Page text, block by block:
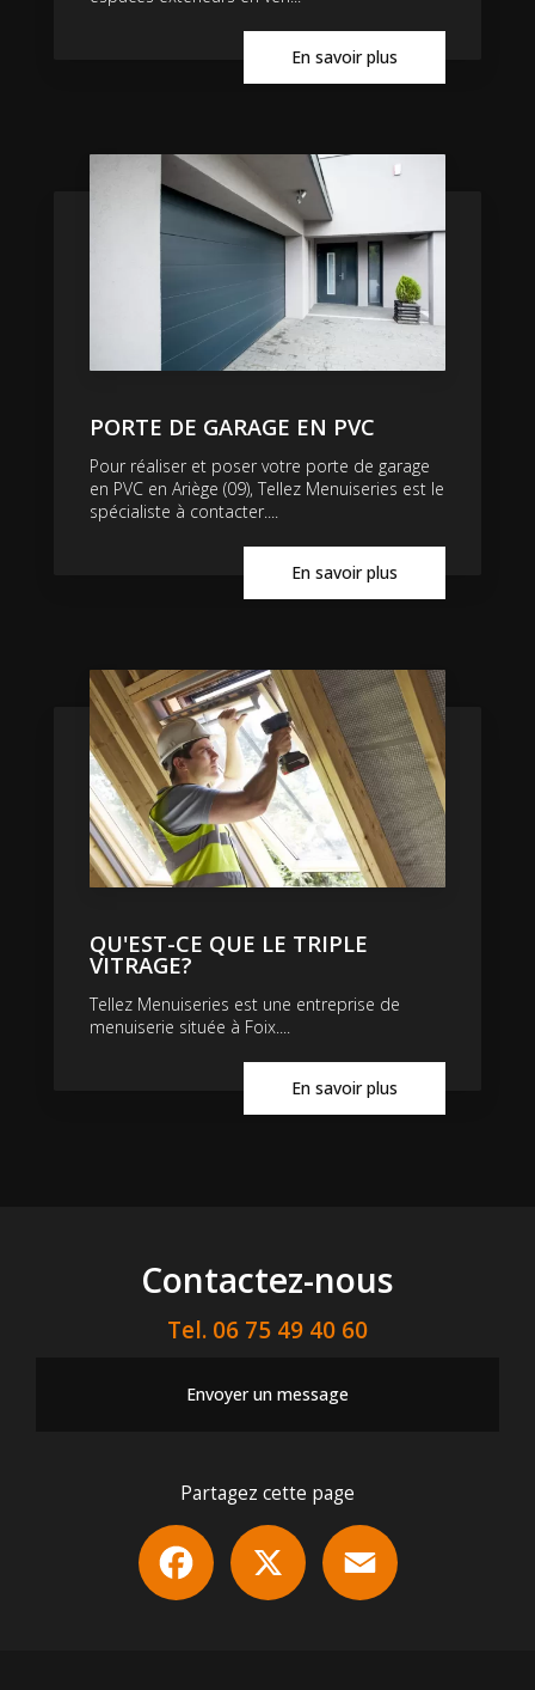
En savoir plus
PORTE DE GARAGE EN PVC
Pour réaliser et poser votre porte de garage
en PVC en Ariège (09), Tellez Menuiseries est le
spécialiste à contacter....
En savoir plus
QU'EST-CE QUE LE TRIPLE
VITRAGE?
Tellez Menuiseries est une entreprise de
menuiserie située à Foix....
En savoir plus
Contactez-nous
Tel. 06 75 49 40 60
Envoyer un message
Partagez cette page
Facebook